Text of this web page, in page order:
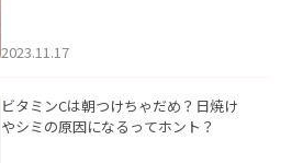
2023.11.17
ビタミンCは朝つけちゃだめ？日焼け
やシミの原因になるってホント？